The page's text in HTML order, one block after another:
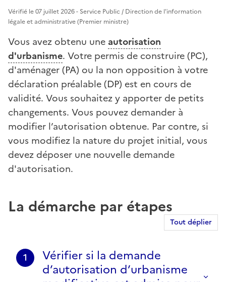
Vérifié le 07 juillet 2026 - Service Public / Direction de l'information
légale et administrative (Premier ministre)
Vous avez obtenu une autorisation
d'urbanisme. Votre permis de construire (PC),
d'aménager (PA) ou la non opposition à votre
déclaration préalable (DP) est en cours de
validité. Vous souhaitez y apporter de petits
changements. Vous pouvez demander à
modifier l’autorisation obtenue. Par contre, si
vous modifiez la nature du projet initial, vous
devez déposer une nouvelle demande
d'autorisation.
La démarche par étapes
Tout déplier
1
Vérifier si la demande
d’autorisation d’urbanisme